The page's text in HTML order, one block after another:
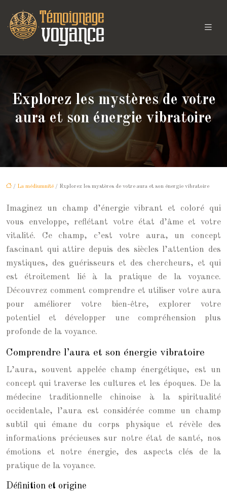
Explorez les mystères de votre
aura et son énergie vibratoire
/ La médiumnité / Explorez les mystères de votre aura et son énergie vibratoire
Imaginez un champ d’énergie vibrant et coloré qui
vous enveloppe, reflétant votre état d’âme et votre
vitalité. Ce champ, c’est votre aura, un concept
fascinant qui attire depuis des siècles l’attention des
mystiques, des guérisseurs et des chercheurs, et qui
est étroitement lié à la pratique de la voyance.
Découvrez comment comprendre et utiliser votre aura
pour améliorer votre bien-être, explorer votre
potentiel et développer une compréhension plus
profonde de la voyance.
Comprendre l’aura et son énergie vibratoire
L’aura, souvent appelée champ énergétique, est un
concept qui traverse les cultures et les époques. De la
médecine traditionnelle chinoise à la spiritualité
occidentale, l’aura est considérée comme un champ
subtil qui émane du corps physique et révèle des
informations précieuses sur notre état de santé, nos
émotions et notre énergie, des aspects clés de la
pratique de la voyance.
Définition et origine